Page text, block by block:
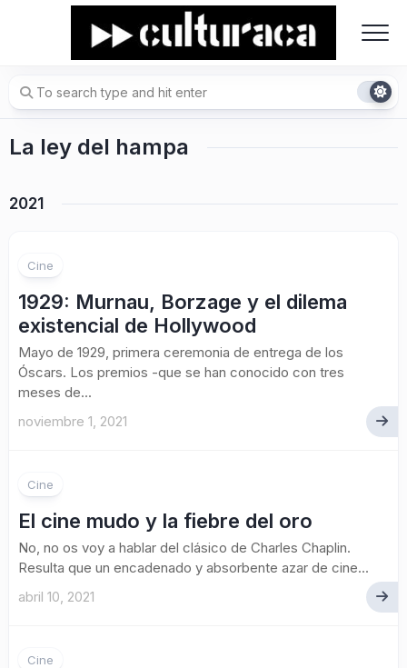
La ley del hampa
2021
Cine
1929: Murnau, Borzage y el dilema
existencial de Hollywood
Mayo de 1929, primera ceremonia de entrega de los
Óscars. Los premios -que se han conocido con tres
meses de...
noviembre 1, 2021
Cine
El cine mudo y la fiebre del oro
No, no os voy a hablar del clásico de Charles Chaplin.
Resulta que un encadenado y absorbente azar de cine...
abril 10, 2021
Cine